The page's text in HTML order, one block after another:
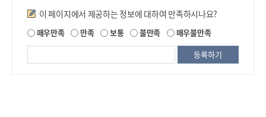
만족도조사
이 페이지에서 제공하는 정보에 대하여 만족하시나요?
매우만족 만족 보통 불만족 매우불만족
되
는